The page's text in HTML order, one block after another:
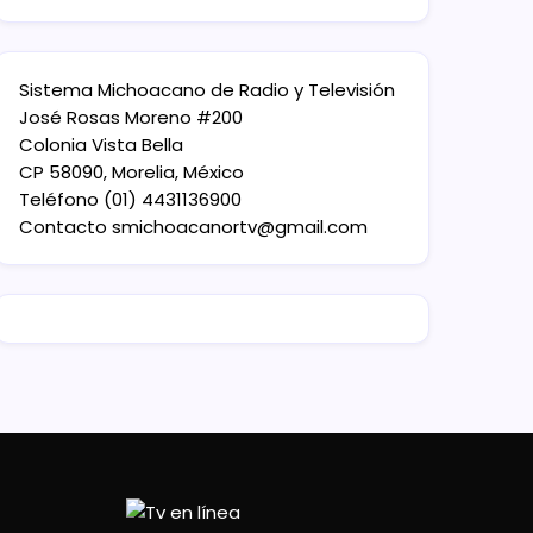
Sistema Michoacano de Radio y Televisión
José Rosas Moreno #200
Colonia Vista Bella
CP 58090, Morelia, México
Teléfono (01) 4431136900
Contacto smichoacanortv@gmail.com